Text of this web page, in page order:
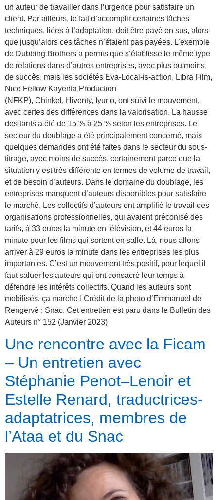
un auteur de travailler dans l’urgence pour satisfaire un
client. Par ailleurs, le fait d’accomplir certaines tâches
techniques, liées à l’adaptation, doit être payé en sus, alors
que jusqu’alors ces tâches n’étaient pas payées. L’exemple
de Dubbing Brothers a permis que s’établisse le même type
de relations dans d’autres entreprises, avec plus ou moins
de succès, mais les sociétés Eva-Local-is-action, Libra Film,
Nice Fellow Kayenta Production
(NFKP), Chinkel, Hiventy, Iyuno, ont suivi le mouvement,
avec certes des différences dans la valorisation. La hausse
des tarifs a été de 15 % à 25 % selon les entreprises. Le
secteur du doublage a été principalement concerné, mais
quelques demandes ont été faites dans le secteur du sous-
titrage, avec moins de succès, certainement parce que la
situation y est très différente en termes de volume de travail,
et de besoin d’auteurs. Dans le domaine du doublage, les
entreprises manquent d’auteurs disponibles pour satisfaire
le marché. Les collectifs d’auteurs ont amplifié le travail des
organisations professionnelles, qui avaient préconisé des
tarifs, à 33 euros la minute en télévision, et 44 euros la
minute pour les films qui sortent en salle. Là, nous allons
arriver à 29 euros la minute dans les entreprises les plus
importantes. C’est un mouvement très positif, pour lequel il
faut saluer les auteurs qui ont consacré leur temps à
défendre les intérêts collectifs. Quand les auteurs sont
mobilisés, ça marche ! Crédit de la photo d’Emmanuel de
Rengervé : Snac. Cet entretien est paru dans le Bulletin des
Auteurs n° 152 (Janvier 2023)
Une rencontre avec la Ficam
– Un entretien avec
Stéphanie Penot–Lenoir et
Estelle Renard, traductrices-
adaptatrices, membres de
l’Ataa et du Snac